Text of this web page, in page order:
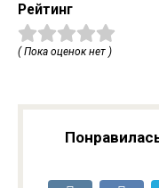
Рейтинг
( Пока оценок нет )